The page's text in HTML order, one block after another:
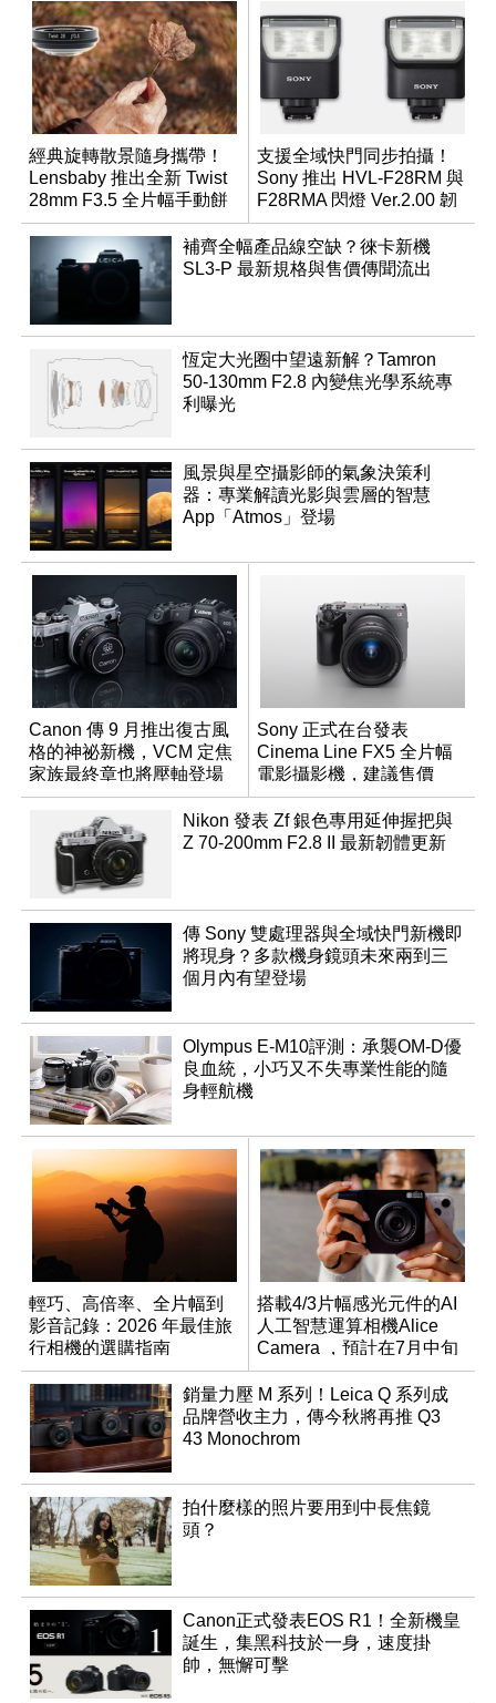
經典旋轉散景隨身攜帶！
Lensbaby 推出全新 Twist
28mm F3.5 全片幅手動餅
乾鏡
支援全域快門同步拍攝！
Sony 推出 HVL-F28RM 與
F28RMA 閃燈 Ver.2.00 韌
體
補齊全幅產品線空缺？徠卡新機
SL3-P 最新規格與售價傳聞流出
恆定大光圈中望遠新解？Tamron
50-130mm F2.8 內變焦光學系統專
利曝光
風景與星空攝影師的氣象決策利
器：專業解讀光影與雲層的智慧
App「Atmos」登場
Canon 傳 9 月推出復古風
格的神祕新機，VCM 定焦
家族最終章也將壓軸登場
Sony 正式在台發表
Cinema Line FX5 全片幅
電影攝影機，建議售價
NT$144,980
Nikon 發表 Zf 銀色專用延伸握把與
Z 70-200mm F2.8 II 最新韌體更新
傳 Sony 雙處理器與全域快門新機即
將現身？多款機身鏡頭未來兩到三
個月內有望登場
Olympus E-M10評測：承襲OM-D優
良血統，小巧又不失專業性能的隨
身輕航機
輕巧、高倍率、全片幅到
影音記錄：2026 年最佳旅
行相機的選購指南
搭載4/3片幅感光元件的AI
人工智慧運算相機Alice
Camera ，預計在7月中旬
開始交貨！
銷量力壓 M 系列！Leica Q 系列成
品牌營收主力，傳今秋將再推 Q3
43 Monochrom
拍什麼樣的照片要用到中長焦鏡
頭？
Canon正式發表EOS R1！全新機皇
誕生，集黑科技於一身，速度掛
帥，無懈可擊